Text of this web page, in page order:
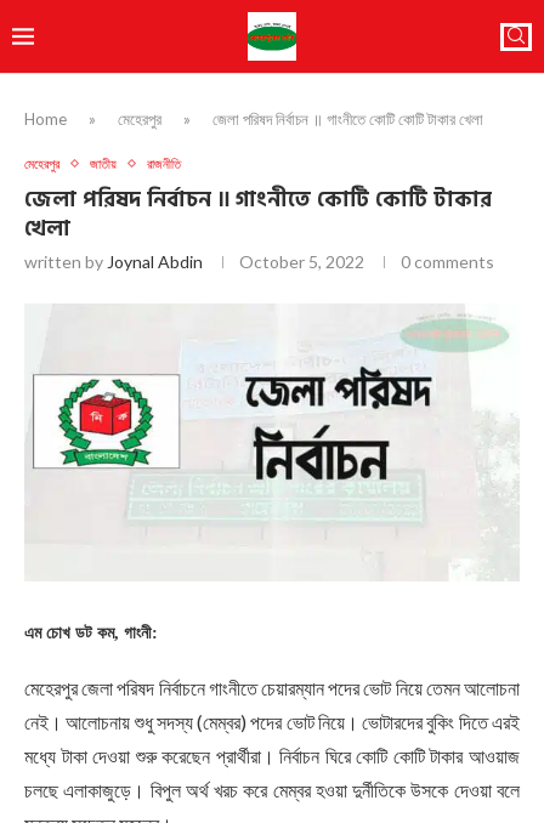
Home » মেহেরপুর » জেলা পরিষদ নির্বাচন ॥ গাংনীতে কোটি কোটি টাকার খেলা
মেহেরপুর জাতীয় রাজনীতি
জেলা পরিষদ নির্বাচন ॥ গাংনীতে কোটি কোটি টাকার
খেলা
written by Joynal Abdin October 5, 2022 0 comments
এম চোখ ডট কম, গাংনী:
মেহেরপুর জেলা পরিষদ নির্বাচনে গাংনীতে চেয়ারম্যান পদের ভোট নিয়ে তেমন আলোচনা
নেই। আলোচনায় শুধু সদস্য (মেম্বর) পদের ভোট নিয়ে। ভোটারদের বুকিং দিতে এরই
মধ্যে টাকা দেওয়া শুরু করেছেন প্রার্থীরা। নির্বাচন ঘিরে কোটি কোটি টাকার আওয়াজ
চলছে এলাকাজুড়ে। বিপুল অর্থ খরচ করে মেম্বর হওয়া দুর্নীতিকে উসকে দেওয়া বলে